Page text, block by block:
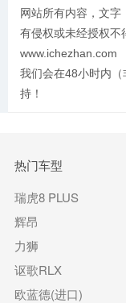
网站所有内容，文字
有侵权或未经授权不
www.ichezhan.com
我们会在48小时内
持！
热门车型
瑞虎8 PLUS
辉昂
力狮
讴歌RLX
欧蓝德(进口)